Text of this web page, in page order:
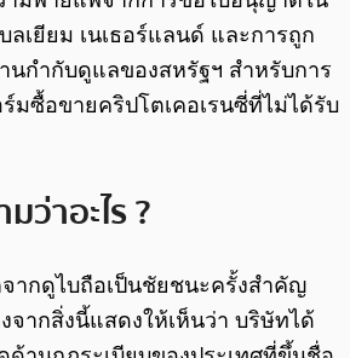
ลเยียม เนเธอร์แลนด์ และการถูก
นกำกับดูแลของสหรัฐฯ สำหรับการ
มซื้อขายคริปโตเคอเรนซี่ที่ไม่ได้รับ
ว่าอะไร ?
ากดูไบถือเป็นชัยชนะครั้งสำคัญ
งจากสิ่งนี้แสดงให้เห็นว่า บริษัทได้